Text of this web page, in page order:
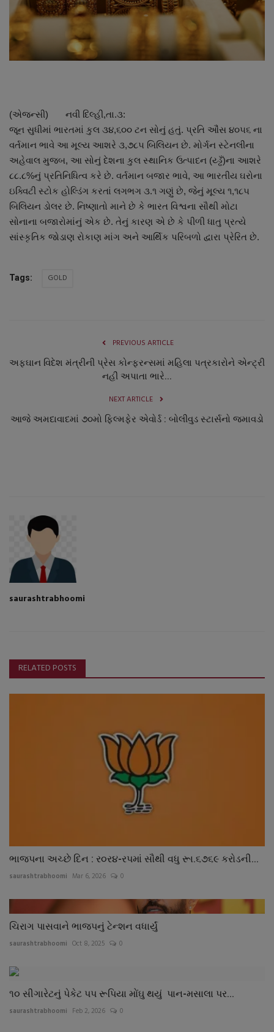
About Author
Contact
રાષ્ટ્રીય
ગુજરાત
જુનાગઢ
Support US
ગુનાખોરી
(એજન્સી) નવી દિલ્હી,તા.૩:
જૂન સુધીમાં ભારતમાં કુલ ૩૪,૬૦૦ ટન સોનું હતું. પ્રતિ ઔંસ ૪૦૫૬ ના
વર્તમાન ભાવે આ મૂલ્ય આશરે ૩,૭૮૫ બિલિયન છે. મોર્ગન સ્ટેનલીના
અહેવાલ મુજબ, આ સોનું દેશના કુલ સ્થાનિક ઉત્પાદન (ય્ડ્ઢઁ)ના આશરે
૮૮.૮%નું પ્રતિનિધિત્વ કરે છે. વર્તમાન બજાર ભાવે, આ ભારતીય ઘરોના
ઇક્વિટી સ્ટોક હોલ્ડિંગ કરતાં લગભગ ૩.૧ ગણું છે, જેનું મૂલ્ય ૧,૧૮૫
બિલિયન ડોલર છે. નિષ્ણાતો માને છે કે ભારત વિશ્વના સૌથી મોટા
સોનાના બજારોમાંનું એક છે. તેનું કારણ એ છે કે પીળી ધાતુ પ્રત્યે
સાંસ્કૃતિક જોડાણ રોકાણ માંગ અને આર્થિક પરિબળો દ્વારા પ્રેરિત છે.
Tags: GOLD
PREVIOUS ARTICLE
અફઘાન વિદેશ મંત્રીની પ્રેસ કોન્ફરન્સમાં મહિલા પત્રકારોને એન્ટ્રી
નહીં અપાતા ભારે...
NEXT ARTICLE
આજે અમદાવાદમાં ૭૦મો ફિલ્મફેર એવોર્ડ : બોલીવુડ સ્ટાર્સનો જમાવડો
saurashtrabhoomi
RELATED POSTS
ભાજપના અચ્છે દિન : ર૦ર૪-રપમાં સૌથી વધુ રૂા.૬૭૬૯ કરોડની...
saurashtrabhoomi Mar 6, 2026 0
ચિરાગ પાસવાને ભાજપનું ટેન્શન વધાર્યું
saurashtrabhoomi Oct 8, 2025 0
૧૦ સીગારેટનું પેકેટ પપ રૂપિયા મોંઘુ થયું પાન-મસાલા પર...
saurashtrabhoomi Feb 2, 2026 0